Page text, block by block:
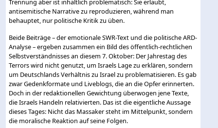
Trennung aber ist inhaltlich problematisch: Sie erlaubt,
antisemitische Narrative zu reproduzieren, während man
behauptet, nur politische Kritik zu üben.
Beide Beiträge – der emotionale SWR-Text und die politische ARD-
Analyse – ergeben zusammen ein Bild des öffentlich-rechtlichen
Selbstverständnisses an diesem 7. Oktober: Der Jahrestag des
Terrors wird nicht genutzt, um Israels Lage zu erklären, sondern
um Deutschlands Verhältnis zu Israel zu problematisieren. Es gab
zwar Gedenkformate und Liveblogs, die an die Opfer erinnerten.
Doch in der redaktionellen Gewichtung überwogen jene Texte,
die Israels Handeln relativierten. Das ist die eigentliche Aussage
dieses Tages: Nicht das Massaker steht im Mittelpunkt, sondern
die moralische Reaktion auf seine Folgen.